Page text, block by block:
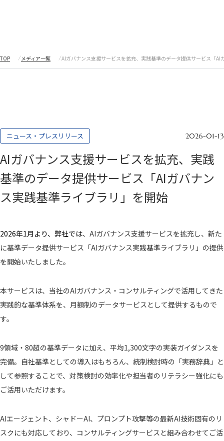
サービス
デジタル・ガバナンス サイバーセキュリティ
インターナル・オーディット（内部監査）
レギュラトリ―・アドバイザリー
リスク・コンプライアンス デジタルソリューション
プロフェッショナル人材サービス
採用情報
インタビュー
福利厚生 募集情報 エントリー
プライバシーポリシー
採用情報
TOP メディア一覧 AIガバナンス支援サービスを拡充、実践基準のデータ提供サービス「AI
ニュース・プレスリリース 2026-01-13
AIガバナンス支援サービスを拡充、実践
基準のデータ提供サービス「AIガバナン
ス実践基準ライブラリ」を開始
2026年1月より、弊社では、AIガバナンス支援サービスを拡充し、新た
に基準データ提供サービス「AIガバナンス実践基準ライブラリ」の提供
を開始いたしました。
本サービスは、当社のAIガバナンス・コンサルティングで活用してきた
実践的な基準体系を、月額制のデータサービスとして提供するもので
す。
9領域・80超の基準データに加え、平均1,300文字の実装ガイダンスを
完備。自社基準としての導入はもちろん、統制検討時の「実務辞典」と
して参照することで、対策検討の効率化や担当者のリテラシー強化にも
ご活用いただけます。
AIエージェント、シャドーAI、プロンプト攻撃等の最新AI技術固有のリ
スクにも対応しており、コンサルティングサービスと組み合わせてご活